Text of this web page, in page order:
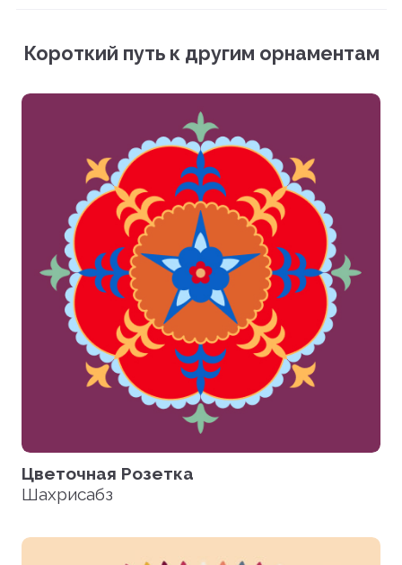
Фотографии (PNG)
Загрузить все файлы
Короткий путь к другим орнаментам
Цветочная Розетка
Шахрисабз